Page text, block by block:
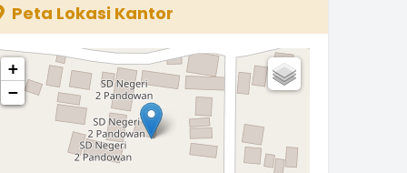
Peta Lokasi Kantor
+
−